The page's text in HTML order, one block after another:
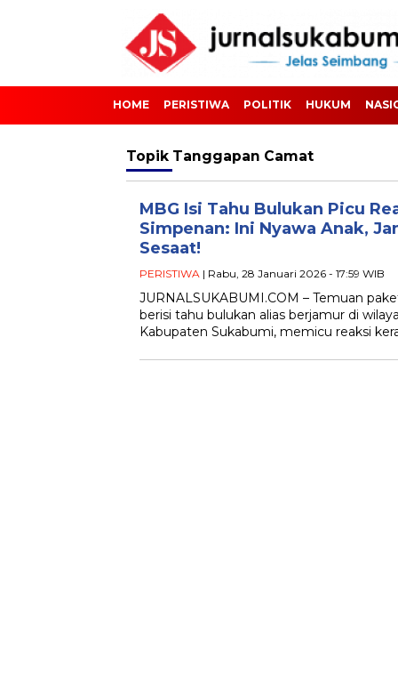
HOME PERISTIWA POLITIK HUKUM
Topik Tanggapan Camat
MBG Isi Tahu Bulukan Picu
Simpenan: Ini Nyawa Anak,
Sesaat!
PERISTIWA | Rabu, 28 Januari 2026 - 17:59 WIB
JURNALSUKABUMI.COM – Temuan
berisi tahu bulukan alias berjamur di
Kabupaten Sukabumi, memicu reaksi